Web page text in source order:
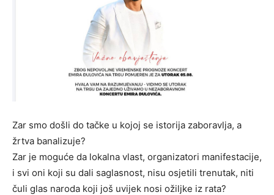
Zar smo došli do tačke u kojoj se istorija zaboravlja, a
žrtva banalizuje?
Zar je moguće da lokalna vlast, organizatori manifestacije,
i svi oni koji su dali saglasnost, nisu osjetili trenutak, niti
čuli glas naroda koji još uvijek nosi ožiljke iz rata?